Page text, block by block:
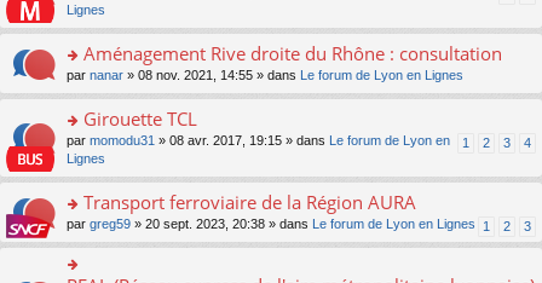
ré
e
nt
u
s
ré
e
nt
n
o
n
le
u
s
ré
c
nt
s
e
n
o
n
le
s
ré
c
e
nt
m
e
s
s
e
n
o
n
lu
pl
s
s
er
le
m
e
s
s
e
n
o
n
Lignes
o
n
ult
er
le
m
e
s
a
Aménagement Rive droite du Rhône : consultation
par nanar » 08 nov. 2021, 14:55 » dans Le forum de Lyon en Lignes
o
s
er
le
m
e
Girouette TCL
1 2 3 4
par momodu31 » 08 avr. 2017, 19:15 » dans
Le forum de Lyon en
Lignes
o
n
s
ult
Transport ferroviaire de la Région AURA
1 2 3
par greg59 » 20 sept. 2023, 20:38 » dans Le forum de Lyon en Lignes